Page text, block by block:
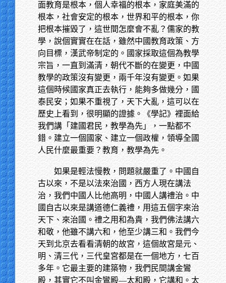
面教育是根本，個人幸福的根本，家庭美滿的
根本，社會安定的根本，世界和平的根本，你
把根本摧毀了，這世間怎麼會不亂？儒家的教
學，說個實實在在話，雖然中國教育政策、方
向目標，漢武帝制定的。國家採取這個為教學
宗旨，一直到滿清，朝代不斷的在變更，中國
教學的政策沒有變更，兩千年沒有變更。如果
這個時候國家真正去執行，能夠多做幾分，國
泰民安；如果不重視了，天下大亂，這可以在
歷史上看到，很明顯的證據。《學記》裡面給
我們講「建國君民，教學為先」，一點都不
錯。建立一個國家、建立一個政權，領導全國
人民什麼最重要？教育，教學為先。
如果是輕法慢教，問題就嚴重了。中國自
古以來，不是以法來治國，西方人現在講法
治，我們中國人比他高明，中國人講禮治。中
國自古以來是講道德仁義禮，用這五個字來治
天下、來治國。禮之用和為貴，我們佛法講六
和敬，他雖不講六和，他至少講三和。我們今
天到北京去看看清朝的故宮，這個故宮是元、
明、清三代，三代皇宮都是在一個地方，七百
多年。它最主要的建築物，我們民間講金鸞
殿，其實它不叫金鸞殿—太和殿，它講和。太